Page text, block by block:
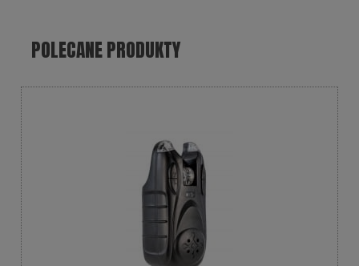
POLECANE PRODUKTY